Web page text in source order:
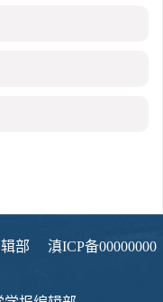
辑部 滇ICP备00000000